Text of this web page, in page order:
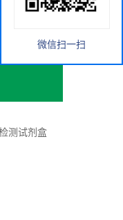
测试剂盒
微信扫一扫